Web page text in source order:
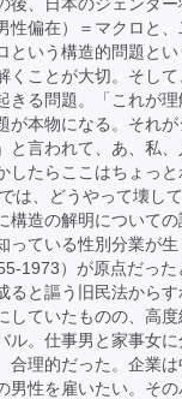
性偏在）＝マクロと
という構造的問題と
くことが大切。そし
きる問題。「これが
が本物になる。それ
と言われて、あ、私
したらここはちょっ
は、どうやって壊
構造の解明について
っている性別分業が
1973）が原点だっ
ると謳う旧民法から
していたものの、高
ル。仕事男と家事女
合理的だった。企業
男性を雇いたい。そ